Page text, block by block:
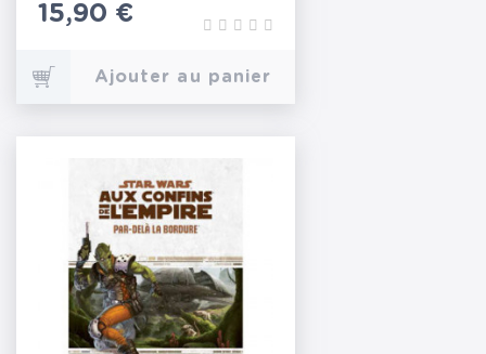
Prix
15,90 €
Ajouter au panier